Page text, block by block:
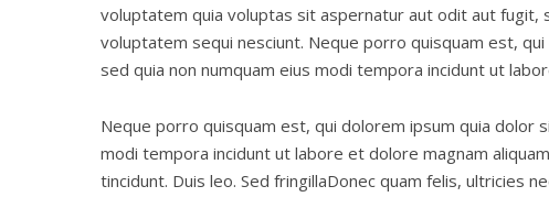
voluptatem quia voluptas sit aspernatur aut odit aut fugit,
voluptatem sequi nesciunt. Neque porro quisquam est,
sed quia non numquam eius modi tempora incidunt ut
Neque porro quisquam est, qui dolorem ipsum quia dolor
modi tempora incidunt ut labore et dolore magnam
tincidunt. Duis leo. Sed fringillaDonec quam felis, ultricies